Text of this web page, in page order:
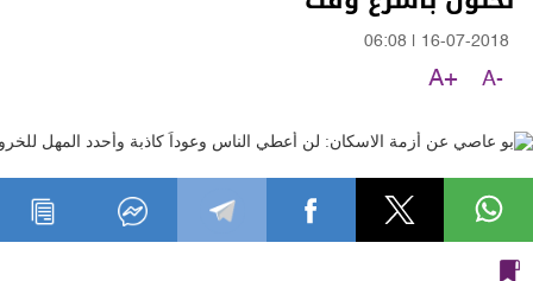
16-07-2018
06:08
A-
A+